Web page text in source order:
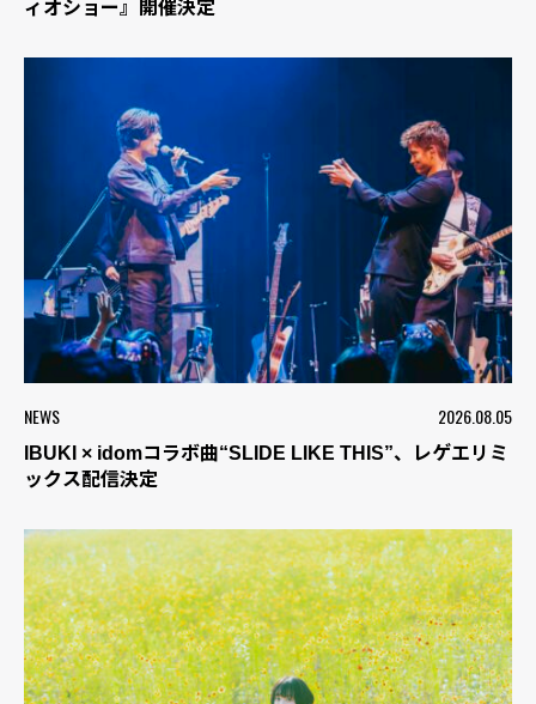
ィオショー』開催決定
NEWS 2026.08.05
IBUKI × idomコラボ曲“SLIDE LIKE THIS”、レゲエリミ
ックス配信決定